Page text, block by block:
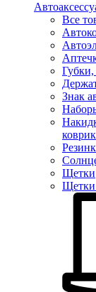
Все
Губки,
Знак
Щетки
Щетки